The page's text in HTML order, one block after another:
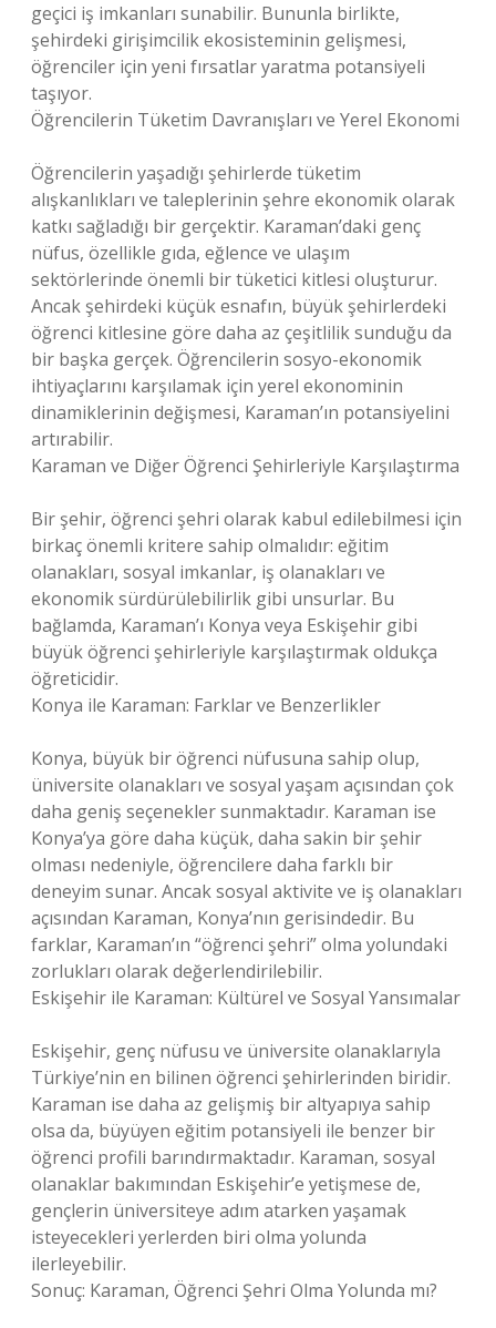
geçici iş imkanları sunabilir. Bununla birlikte,
şehirdeki girişimcilik ekosisteminin gelişmesi,
öğrenciler için yeni fırsatlar yaratma potansiyeli
taşıyor.
Öğrencilerin Tüketim Davranışları ve Yerel Ekonomi
Öğrencilerin yaşadığı şehirlerde tüketim
alışkanlıkları ve taleplerinin şehre ekonomik olarak
katkı sağladığı bir gerçektir. Karaman’daki genç
nüfus, özellikle gıda, eğlence ve ulaşım
sektörlerinde önemli bir tüketici kitlesi oluşturur.
Ancak şehirdeki küçük esnafın, büyük şehirlerdeki
öğrenci kitlesine göre daha az çeşitlilik sunduğu da
bir başka gerçek. Öğrencilerin sosyo-ekonomik
ihtiyaçlarını karşılamak için yerel ekonominin
dinamiklerinin değişmesi, Karaman’ın potansiyelini
artırabilir.
Karaman ve Diğer Öğrenci Şehirleriyle Karşılaştırma
Bir şehir, öğrenci şehri olarak kabul edilebilmesi için
birkaç önemli kritere sahip olmalıdır: eğitim
olanakları, sosyal imkanlar, iş olanakları ve
ekonomik sürdürülebilirlik gibi unsurlar. Bu
bağlamda, Karaman’ı Konya veya Eskişehir gibi
büyük öğrenci şehirleriyle karşılaştırmak oldukça
öğreticidir.
Konya ile Karaman: Farklar ve Benzerlikler
Konya, büyük bir öğrenci nüfusuna sahip olup,
üniversite olanakları ve sosyal yaşam açısından çok
daha geniş seçenekler sunmaktadır. Karaman ise
Konya’ya göre daha küçük, daha sakin bir şehir
olması nedeniyle, öğrencilere daha farklı bir
deneyim sunar. Ancak sosyal aktivite ve iş olanakları
açısından Karaman, Konya’nın gerisindedir. Bu
farklar, Karaman’ın “öğrenci şehri” olma yolundaki
zorlukları olarak değerlendirilebilir.
Eskişehir ile Karaman: Kültürel ve Sosyal Yansımalar
Eskişehir, genç nüfusu ve üniversite olanaklarıyla
Türkiye’nin en bilinen öğrenci şehirlerinden biridir.
Karaman ise daha az gelişmiş bir altyapıya sahip
olsa da, büyüyen eğitim potansiyeli ile benzer bir
öğrenci profili barındırmaktadır. Karaman, sosyal
olanaklar bakımından Eskişehir’e yetişmese de,
gençlerin üniversiteye adım atarken yaşamak
isteyecekleri yerlerden biri olma yolunda
ilerleyebilir.
Sonuç: Karaman, Öğrenci Şehri Olma Yolunda mı?